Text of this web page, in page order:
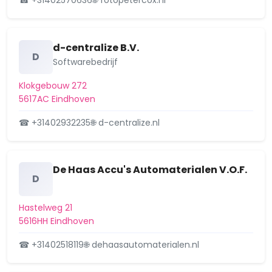
Besluit op aanvraag
dakkap…
5 december 2025
Ingediende aanvraag
omgevingsvergunning: plaatsen
gevel, PSV-laan 83, 5616LX Eindhoven
omgevingsvergunning: intern
uite…
Aangevraagd
4 december 2025
Ingediende aanvraag
Aangevraagd
D
d-centralize B.V.
Softwarebedrijf
Klokgebouw 272
5617AC Eindhoven
☎ +31402932235🌐 d-centralize.nl
D
De Haas Accu's Automaterialen V.O.F.
Hastelweg 21
5616HH Eindhoven
☎ +31402518119🌐 dehaasautomaterialen.nl